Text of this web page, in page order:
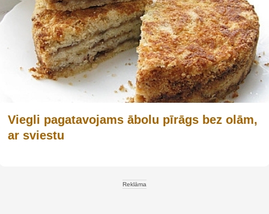
Viegli pagatavojams ābolu pīrāgs bez olām,
ar sviestu
Reklāma